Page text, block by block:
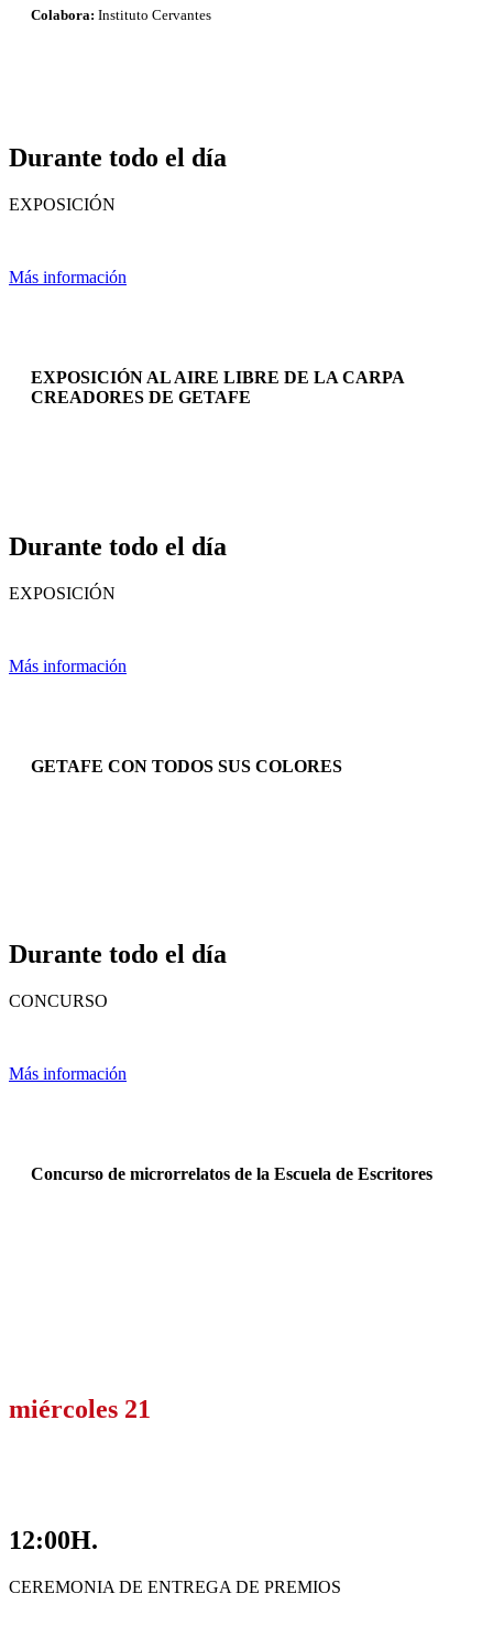
Colabora: Instituto Cervantes
Durante todo el día
EXPOSICIÓN
Más información
EXPOSICIÓN AL AIRE LIBRE DE LA CARPA
CREADORES DE GETAFE
Durante todo el día
EXPOSICIÓN
Más información
GETAFE CON TODOS SUS COLORES
Durante todo el día
CONCURSO
Más información
Concurso de microrrelatos de la Escuela de Escritores
miércoles 21
12:00H.
CEREMONIA DE ENTREGA DE PREMIOS